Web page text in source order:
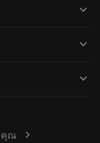
keyboard_arrow_down
keyboard_arrow_down
keyboard_arrow_down
คุณ
chevron_right